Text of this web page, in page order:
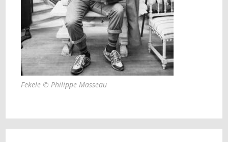
Fekele © Philippe Masseau